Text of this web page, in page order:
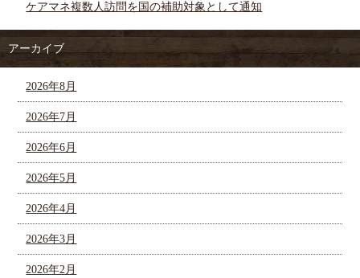
ケアマネ複数人訪問を国の補助対象として通知
アーカイブ
2026年8月
2026年7月
2026年6月
2026年5月
2026年4月
2026年3月
2026年2月